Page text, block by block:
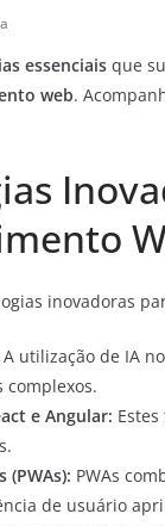
essenciais que
web.
inovadoras
A utilização de IA
complexos.
e Angular:
(PWAs): PWAs
de usuário